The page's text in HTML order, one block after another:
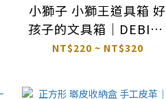
小獅子 小獅王道具箱 好
孩子的文具箱｜DEBIKA
日本
NT$220 ~ NT$320